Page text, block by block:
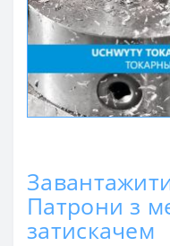
Патрони з
затискачем